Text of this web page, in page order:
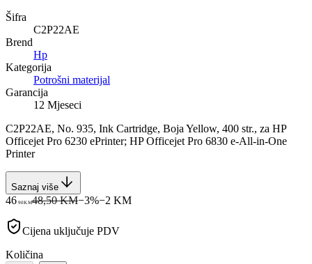
Šifra
C2P22AE
Brend
Hp
Kategorija
Potrošni materijal
Garancija
12 Mjeseci
C2P22AE, No. 935, Ink Cartridge, Boja Yellow, 400 str., za HP
Officejet Pro 6230 ePrinter; HP Officejet Pro 6830 e-All-in-One
Printer
Saznaj više
46 90KM48,50 KM−3%−2 KM
Cijena uključuje PDV
Količina